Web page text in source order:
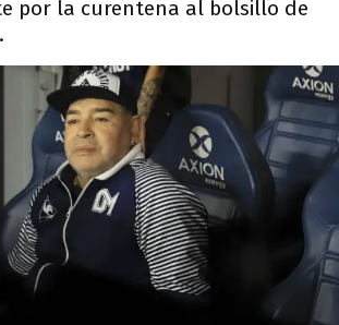
por la curentena al bolsillo de